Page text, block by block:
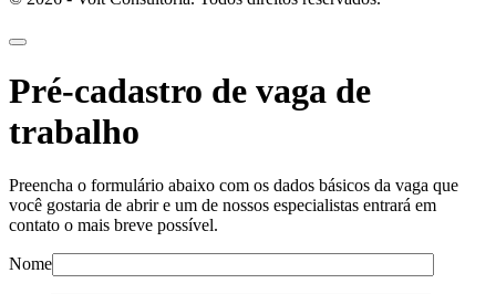
Pré-cadastro de vaga de
trabalho
Preencha o formulário abaixo com os dados básicos da vaga que
você gostaria de abrir e um de nossos especialistas entrará em
contato o mais breve possível.
Nome